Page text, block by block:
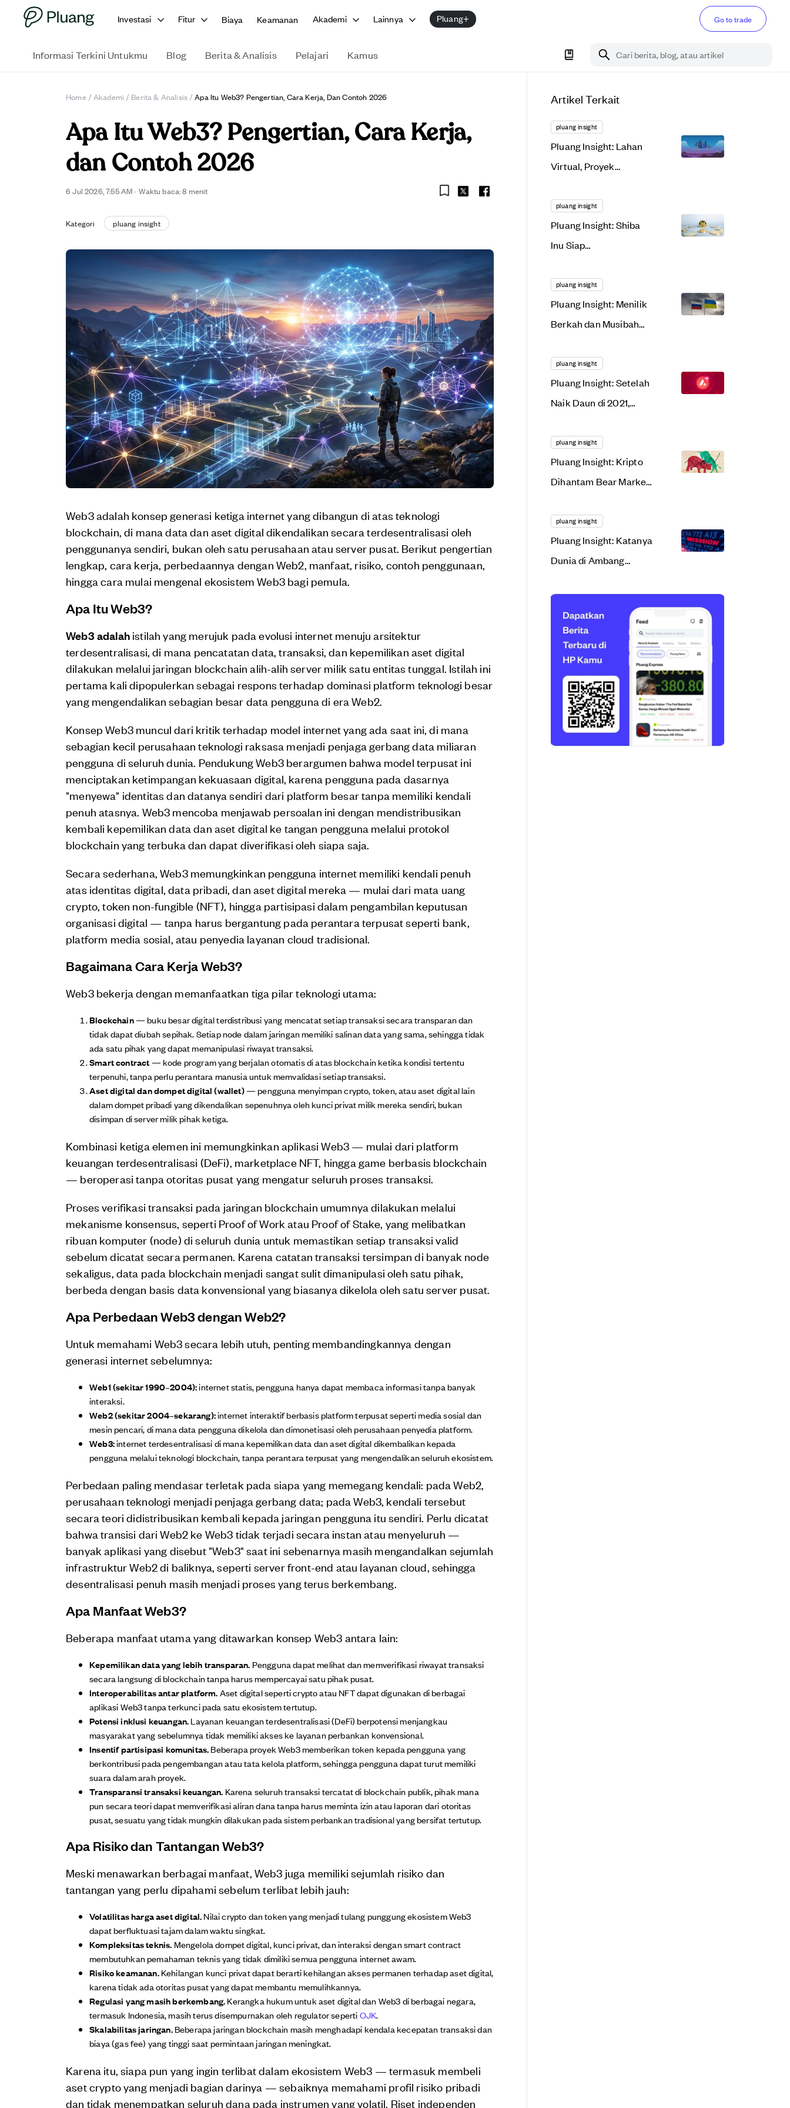
Investasi Fitur Biaya Keamanan Akademi Lainnya Pluang+ Go to trade
Informasi Terkini Untukmu Blog Berita & Analisis Pelajari Kamus Cari berita, blog, atau artikel
Home / Akademi / Berita & Analisis / Apa Itu Web3? Pengertian, Cara Kerja, Dan Contoh 2026
Apa Itu Web3? Pengertian, Cara Kerja,
dan Contoh 2026
6 Jul 2026, 7:55 AM · Waktu baca: 8 menit
Kategori pluang insight
Web3 adalah konsep generasi ketiga internet yang dibangun di atas teknologi
blockchain, di mana data dan aset digital dikendalikan secara terdesentralisasi oleh
penggunanya sendiri, bukan oleh satu perusahaan atau server pusat. Berikut pengertian
lengkap, cara kerja, perbedaannya dengan Web2, manfaat, risiko, contoh penggunaan,
hingga cara mulai mengenal ekosistem Web3 bagi pemula.
Apa Itu Web3?
Web3 adalahistilah yang merujuk pada evolusi internet menuju arsitektur
terdesentralisasi, di mana pencatatan data, transaksi, dan kepemilikan aset digital
dilakukan melalui jaringan blockchain alih-alih server milik satu entitas tunggal. Istilah ini
pertama kali dipopulerkan sebagai respons terhadap dominasi platform teknologi besar
yang mengendalikan sebagian besar data pengguna di era Web2.
Konsep Web3 muncul dari kritik terhadap model internet yang ada saat ini, di mana
sebagian kecil perusahaan teknologi raksasa menjadi penjaga gerbang data miliaran
pengguna di seluruh dunia. Pendukung Web3 berargumen bahwa model terpusat ini
menciptakan ketimpangan kekuasaan digital, karena pengguna pada dasarnya
"menyewa" identitas dan datanya sendiri dari platform besar tanpa memiliki kendali
penuh atasnya. Web3 mencoba menjawab persoalan ini dengan mendistribusikan
kembali kepemilikan data dan aset digital ke tangan pengguna melalui protokol
blockchain yang terbuka dan dapat diverifikasi oleh siapa saja.
Secara sederhana, Web3 memungkinkan pengguna internet memiliki kendali penuh
atas identitas digital, data pribadi, dan aset digital mereka — mulai dari mata uang
crypto, token non-fungible (NFT), hingga partisipasi dalam pengambilan keputusan
organisasi digital — tanpa harus bergantung pada perantara terpusat seperti bank,
platform media sosial, atau penyedia layanan cloud tradisional.
Bagaimana Cara Kerja Web3?
Web3 bekerja dengan memanfaatkan tiga pilar teknologi utama:
Blockchain— buku besar digital terdistribusi yang mencatat setiap transaksi secara transparan dan
tidak dapat diubah sepihak. Setiap node dalam jaringan memiliki salinan data yang sama, sehingga tidak
ada satu pihak yang dapat memanipulasi riwayat transaksi.
Smart contract— kode program yang berjalan otomatis di atas blockchain ketika kondisi tertentu
terpenuhi, tanpa perlu perantara manusia untuk memvalidasi setiap transaksi.
Aset digital dan dompet digital (wallet)— pengguna menyimpan crypto, token, atau aset digital lain
dalam dompet pribadi yang dikendalikan sepenuhnya oleh kunci privat milik mereka sendiri, bukan
disimpan di server milik pihak ketiga.
Kombinasi ketiga elemen ini memungkinkan aplikasi Web3 — mulai dari platform
keuangan terdesentralisasi (DeFi), marketplace NFT, hingga game berbasis blockchain
— beroperasi tanpa otoritas pusat yang mengatur seluruh proses transaksi.
Proses verifikasi transaksi pada jaringan blockchain umumnya dilakukan melalui
mekanisme konsensus, seperti Proof of Work atau Proof of Stake, yang melibatkan
ribuan komputer (node) di seluruh dunia untuk memastikan setiap transaksi valid
sebelum dicatat secara permanen. Karena catatan transaksi tersimpan di banyak node
sekaligus, data pada blockchain menjadi sangat sulit dimanipulasi oleh satu pihak,
berbeda dengan basis data konvensional yang biasanya dikelola oleh satu server pusat.
Apa Perbedaan Web3 dengan Web2?
Untuk memahami Web3 secara lebih utuh, penting membandingkannya dengan
generasi internet sebelumnya:
Web1 (sekitar 1990–2004):internet statis, pengguna hanya dapat membaca informasi tanpa banyak
interaksi.
Web2 (sekitar 2004–sekarang):internet interaktif berbasis platform terpusat seperti media sosial dan
mesin pencari, di mana data pengguna dikelola dan dimonetisasi oleh perusahaan penyedia platform.
Web3:internet terdesentralisasi di mana kepemilikan data dan aset digital dikembalikan kepada
pengguna melalui teknologi blockchain, tanpa perantara terpusat yang mengendalikan seluruh ekosistem.
Perbedaan paling mendasar terletak pada siapa yang memegang kendali: pada Web2,
perusahaan teknologi menjadi penjaga gerbang data; pada Web3, kendali tersebut
secara teori didistribusikan kembali kepada jaringan pengguna itu sendiri. Perlu dicatat
bahwa transisi dari Web2 ke Web3 tidak terjadi secara instan atau menyeluruh —
banyak aplikasi yang disebut "Web3" saat ini sebenarnya masih mengandalkan sejumlah
infrastruktur Web2 di baliknya, seperti server front-end atau layanan cloud, sehingga
desentralisasi penuh masih menjadi proses yang terus berkembang.
Apa Manfaat Web3?
Beberapa manfaat utama yang ditawarkan konsep Web3 antara lain:
Kepemilikan data yang lebih transparan. Pengguna dapat melihat dan memverifikasi riwayat transaksi
secara langsung di blockchain tanpa harus mempercayai satu pihak pusat.
Interoperabilitas antar platform.Aset digital seperti crypto atau NFT dapat digunakan di berbagai
aplikasi Web3 tanpa terkunci pada satu ekosistem tertutup.
Potensi inklusi keuangan.Layanan keuangan terdesentralisasi (DeFi) berpotensi menjangkau
masyarakat yang sebelumnya tidak memiliki akses ke layanan perbankan konvensional.
Insentif partisipasi komunitas.Beberapa proyek Web3 memberikan token kepada pengguna yang
berkontribusi pada pengembangan atau tata kelola platform, sehingga pengguna dapat turut memiliki
suara dalam arah proyek.
Transparansi transaksi keuangan. Karena seluruh transaksi tercatat di blockchain publik, pihak mana
pun secara teori dapat memverifikasi aliran dana tanpa harus meminta izin atau laporan dari otoritas
pusat, sesuatu yang tidak mungkin dilakukan pada sistem perbankan tradisional yang bersifat tertutup.
Apa Risiko dan Tantangan Web3?
Meski menawarkan berbagai manfaat, Web3 juga memiliki sejumlah risiko dan
tantangan yang perlu dipahami sebelum terlibat lebih jauh:
Volatilitas harga aset digital.Nilai crypto dan token yang menjadi tulang punggung ekosistem Web3
dapat berfluktuasi tajam dalam waktu singkat.
Kompleksitas teknis. Mengelola dompet digital, kunci privat, dan interaksi dengan smart contract
membutuhkan pemahaman teknis yang tidak dimiliki semua pengguna internet awam.
Risiko keamanan.Kehilangan kunci privat dapat berarti kehilangan akses permanen terhadap aset digital,
karena tidak ada otoritas pusat yang dapat membantu memulihkannya.
Regulasi yang masih berkembang.Kerangka hukum untuk aset digital dan Web3 di berbagai negara,
termasuk Indonesia, masih terus disempurnakan oleh regulator sepertiOJK.
Skalabilitas jaringan.Beberapa jaringan blockchain masih menghadapi kendala kecepatan transaksi dan
biaya (gas fee) yang tinggi saat permintaan jaringan meningkat.
Karena itu, siapa pun yang ingin terlibat dalam ekosistem Web3 — termasuk membeli
aset crypto yang menjadi bagian darinya — sebaiknya memahami profil risiko pribadi
dan tidak menempatkan seluruh dana pada instrumen yang volatil. Riset independen
Artikel Terkait
pluang insight
Pluang Insight: Lahan
Virtual, Proyek
Bakal Gagal Total?
pluang insight
Pluang Insight: Shiba
Inu Siap
Lantang di 2022. Apa
Alasannya?
pluang insight
Pluang Insight: Menilik
Berkah dan Musibah
Ukraina
pluang insight
Pluang Insight: Setelah
Naik Daun di 2021,
Lagi Tahun Ini?
pluang insight
Pluang Insight: Kripto
Dihantam Bear Market,
Dollar Cost Averaging?
pluang insight
Pluang Insight: Katanya
Dunia di Ambang
Resesi Ekonomi?